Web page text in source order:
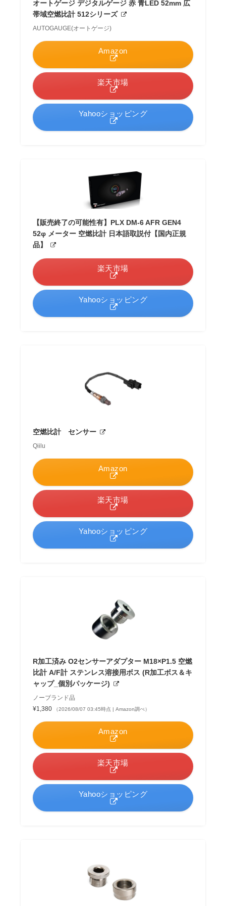
オートゲージ デジタルゲージ 赤 青LED 52mm 広
帯域空燃比計 512シリーズ
AUTOGAUGE(オートゲージ)
Amazon
楽天市場
Yahooショッピング
【販売終了の可能性有】PLX DM-6 AFR GEN4
52φ メーター 空燃比計 日本語取説付【国内正規
品】
楽天市場
Yahooショッピング
空燃比計 センサー
Qiilu
Amazon
楽天市場
Yahooショッピング
R加工済み O2センサーアダプター M18×P1.5 空燃
比計 A/F計 ステンレス溶接用ボス (R加工ボス＆キ
ャップ_個別パッケージ)
ノーブランド品
¥1,380
（2026/08/07 03:45時点 | Amazon調べ）
Amazon
楽天市場
Yahooショッピング